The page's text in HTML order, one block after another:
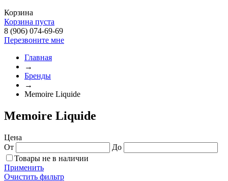
Корзина
Корзина пуста
8 (906) 074-69-69
Перезвоните мне
Главная
→
Бренды
→
Memoire Liquide
Memoire Liquide
Цена
От
До
Товары не в наличии
Применить
Очистить фильтр